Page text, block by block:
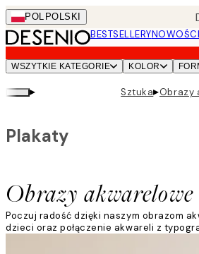
Skip
to
main
content.
POL POLSKI
BESTSELLERY
WSZYTKIE KATEGORIE KOLOR
▸ Sztuka▸Obrazy
Obrazy akwarelowe
Plakaty
Poczuj radość dzięki naszym obrazom
dzieci oraz połączenie akwareli z